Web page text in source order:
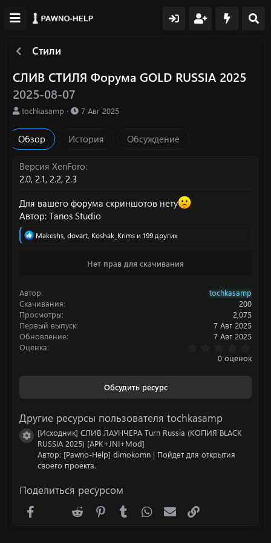
Стили
СЛИВ СТИЛЯ Форума GOLD RUSSIA 2025
2025-08-07
А
т
о
tochkasamp
Д
а
о
н
и
7 Авг 2025
Обзор История Обсуждение
Версия XenForo
2.0 2.1 2.2 2.3
Для вашего форума скриншотов нету
Автор: Tanos Studio
Р
и
:
Makeshs, dovart, Koshak_Krims и 199 других
Нет прав для скачивания
Автор
tochkasamp
Скачивания
200
Просмотры
2,075
Первый выпуск
7 Авг 2025
Обновление
7 Авг 2025
Оценка
.
0
0 оценок
Обсудить ресурс
Другие ресурсы пользователя tochkasamp
Иконка ресурса
[Исходник] СЛИВ ЛАУНЧЕРА Turn Russia (КОПИЯ BLACK
RUSSIA 2025) [APK+JNI+Mod]
Автор: [Pawno-Help] dimokomn | Пойдет для открытия
своего проекта.
Поделиться ресурсом
FacebookX (Twitter)
Reddit PinterestTumblr WhatsAppЭлектронная почта